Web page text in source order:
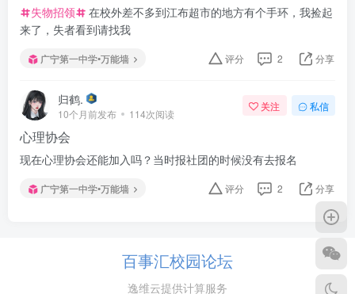
失物招领
在校外差不多到江布超市的地方有个手环，我捡起
来了，失者看到请找我
广宁第一中学•万能墙 评分 2 分享
归鹤.
10个月前发布 114次阅读
关注 私信
心理协会
现在心理协会还能加入吗？当时报社团的时候没有去报名
广宁第一中学•万能墙 评分 2 分享
百事汇校园论坛
逸维云提供计算服务